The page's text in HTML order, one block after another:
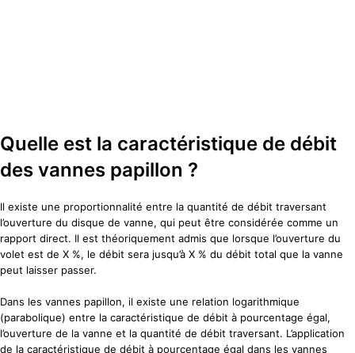
Quelle est la caractéristique de débit
des vannes papillon ?
Il existe une proportionnalité entre la quantité de débit traversant
l’ouverture du disque de vanne, qui peut être considérée comme un
rapport direct. Il est théoriquement admis que lorsque l’ouverture du
volet est de X %, le débit sera jusqu’à X % du débit total que la vanne
peut laisser passer.
Dans les vannes papillon, il existe une relation logarithmique
(parabolique) entre la caractéristique de débit à pourcentage égal,
l’ouverture de la vanne et la quantité de débit traversant. L’application
de la caractéristique de débit à pourcentage égal dans les vannes